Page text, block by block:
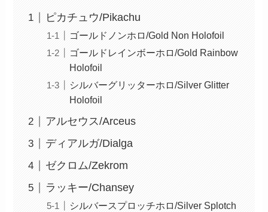
ピカチュウ/Pikachu
ゴールドノンホロ/Gold Non Holofoil
ゴールドレインボーホロ/Gold Rainbow
Holofoil
シルバーグリッターホロ/Silver Glitter
Holofoil
アルセウス/Arceus
ディアルガ/Dialga
ゼクロム/Zekrom
ラッキー/Chansey
シルバースプロッチホロ/Silver Splotch